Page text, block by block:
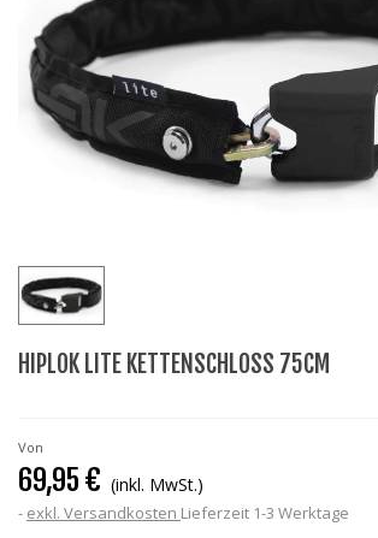
HIPLOK LITE KETTENSCHLOSS 75CM
Von
69,95 € (inkl. MwSt.)
exkl. Versandkosten Lieferzeit 1-3 Werktage